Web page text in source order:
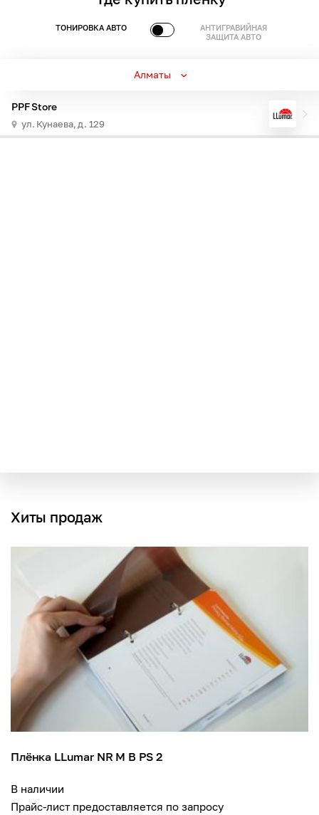
ТОНИРОВКА АВТО
АНТИГРАВИЙНАЯ
ЗАЩИТА АВТО
Алматы
PPF Store
ул. Кунаева, д. 129
Хиты продаж
Плёнка LLumar NR M B PS 2
В наличии
Прайс-лист предоставляется по запросу